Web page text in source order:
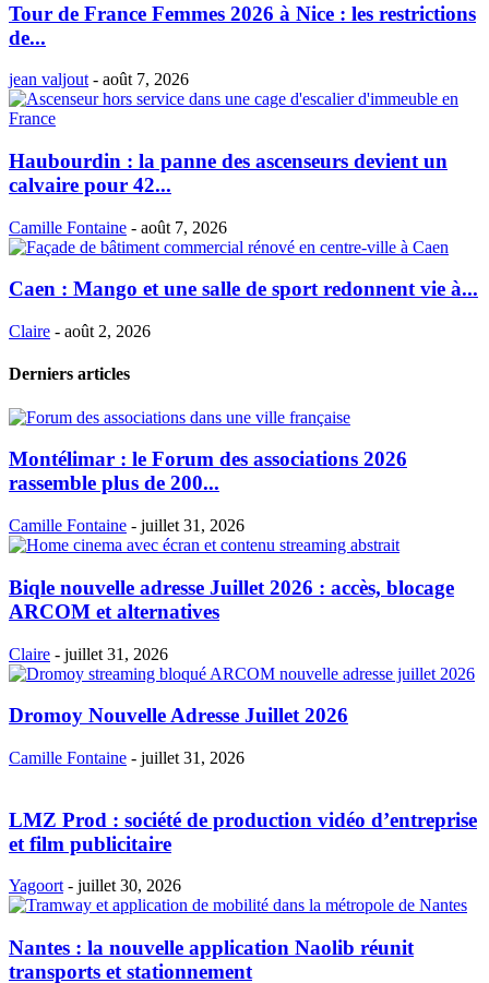
Tour de France Femmes 2026 à Nice : les restrictions
de...
jean valjout - août 7, 2026
Haubourdin : la panne des ascenseurs devient un
calvaire pour 42...
Camille Fontaine - août 7, 2026
Caen : Mango et une salle de sport redonnent vie à...
Claire - août 2, 2026
Derniers articles
Montélimar : le Forum des associations 2026
rassemble plus de 200...
Camille Fontaine - juillet 31, 2026
Biqle nouvelle adresse Juillet 2026 : accès, blocage
ARCOM et alternatives
Claire - juillet 31, 2026
Dromoy Nouvelle Adresse Juillet 2026
Camille Fontaine - juillet 31, 2026
LMZ Prod : société de production vidéo d’entreprise
et film publicitaire
Yagoort - juillet 30, 2026
Nantes : la nouvelle application Naolib réunit
transports et stationnement